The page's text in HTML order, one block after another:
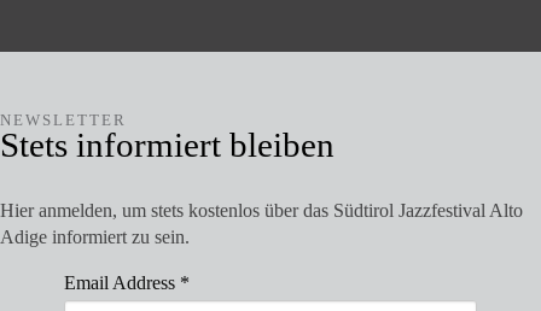
NEWSLETTER
Stets informiert bleiben
Hier anmelden, um stets kostenlos über das Südtirol Jazzfestival Alto
Adige informiert zu sein.
Email Address *